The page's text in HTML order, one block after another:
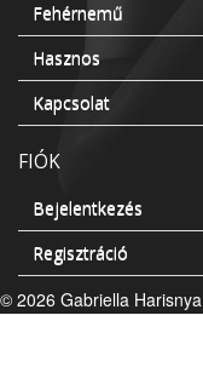
Fehérnemű
Hasznos
Kapcsolat
FIÓK
Bejelentkezés
Regisztráció
© 2026 Gabriella Harisnya